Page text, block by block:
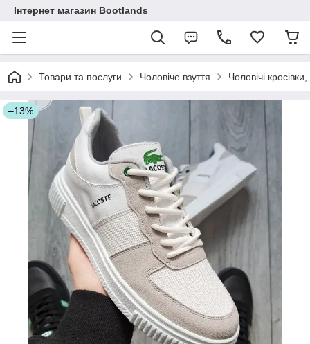
Інтернет магазин Bootlands
Товари та послуги Чоловіче взуття Чоловічі
–13%